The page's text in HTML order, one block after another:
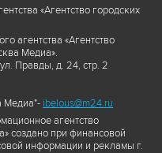
«Агентство городских
агентства «Агентство
Медиа».
Правды, д. 24, стр. 2
Медиа"- ibelous@m24.ru
агентство
создано при финансовой
информации и рекламы г.